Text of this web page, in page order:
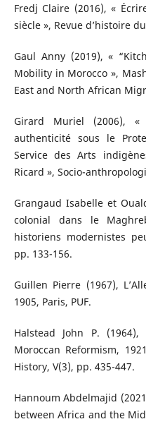
Fredj Claire (2016), «
siècle », Revue d’histoire
Gaul Anny (2019), «
Mobility in Morocco »,
East and North African
Girard Muriel (2006),
authenticité sous le
Service des Arts
Ricard », Socio-
Grangaud Isabelle et
colonial dans le
historiens modernistes
pp. 133-156.
Guillen Pierre (1967),
1905, Paris, PUF.
Halstead John P.
Moroccan Reformism,
History, V(3), pp. 435-447.
Hannoum Abdelmajid
between Africa and the